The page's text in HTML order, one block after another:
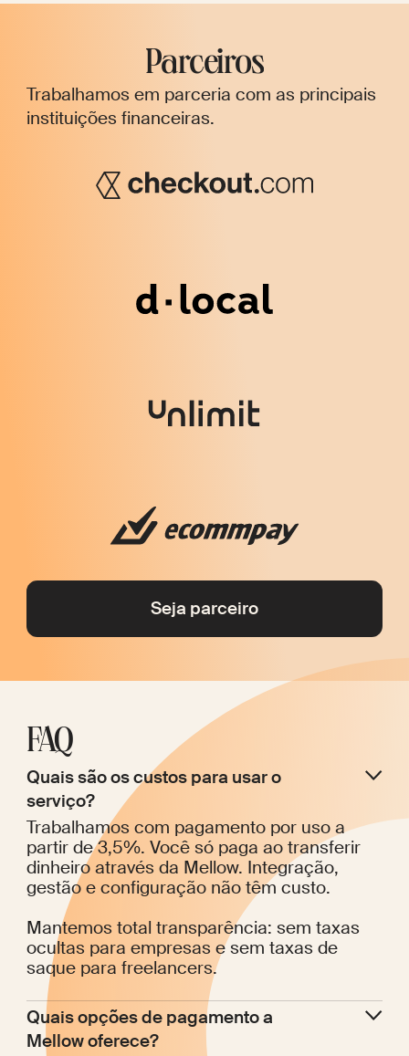
Parceiros
Trabalhamos em parceria com as principais
instituições financeiras.
Seja parceiro
FAQ
Quais são os custos para usar o
serviço?
Trabalhamos com pagamento por uso a
partir de 3,5%. Você só paga ao transferir
dinheiro através da Mellow. Integração,
gestão e configuração não têm custo.
Mantemos total transparência: sem taxas
ocultas para empresas e sem taxas de
saque para freelancers.
Quais opções de pagamento a
Mellow oferece?